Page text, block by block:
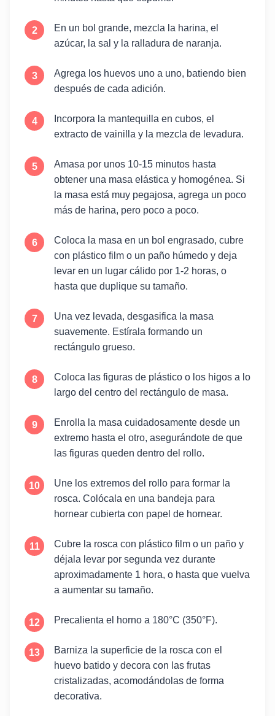
En un bol grande, mezcla la harina, el
azúcar, la sal y la ralladura de naranja.
Agrega los huevos uno a uno, batiendo bien
después de cada adición.
Incorpora la mantequilla en cubos, el
extracto de vainilla y la mezcla de levadura.
Amasa por unos 10-15 minutos hasta
obtener una masa elástica y homogénea. Si
la masa está muy pegajosa, agrega un poco
más de harina, pero poco a poco.
Coloca la masa en un bol engrasado, cubre
con plástico film o un paño húmedo y deja
levar en un lugar cálido por 1-2 horas, o
hasta que duplique su tamaño.
Una vez levada, desgasifica la masa
suavemente. Estírala formando un
rectángulo grueso.
Coloca las figuras de plástico o los higos a lo
largo del centro del rectángulo de masa.
Enrolla la masa cuidadosamente desde un
extremo hasta el otro, asegurándote de que
las figuras queden dentro del rollo.
Une los extremos del rollo para formar la
rosca. Colócala en una bandeja para
hornear cubierta con papel de hornear.
Cubre la rosca con plástico film o un paño y
déjala levar por segunda vez durante
aproximadamente 1 hora, o hasta que vuelva
a aumentar su tamaño.
Precalienta el horno a 180°C (350°F).
Barniza la superficie de la rosca con el
huevo batido y decora con las frutas
cristalizadas, acomodándolas de forma
decorativa.